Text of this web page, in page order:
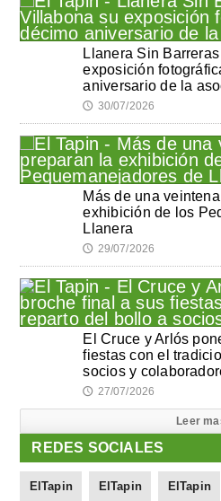
Llanera Sin
exposición
aniversario de la
🕔 30/07/2026
Más de una
exhibición de los
Llanera
🕔 29/07/2026
El Cruce y Arlós
fiestas con el
socios y
🕔 27/07/2026
Leer
REDES SOCIALES
ElTapin ElTapin ElTapin